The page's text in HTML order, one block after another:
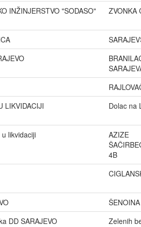
INŽINJERSTVO "SODASO"
ZVONKA
LIKVIDACIJI Dolac na
u likvidaciji
AZIZE
4B
DD SARAJEVO Zelenih